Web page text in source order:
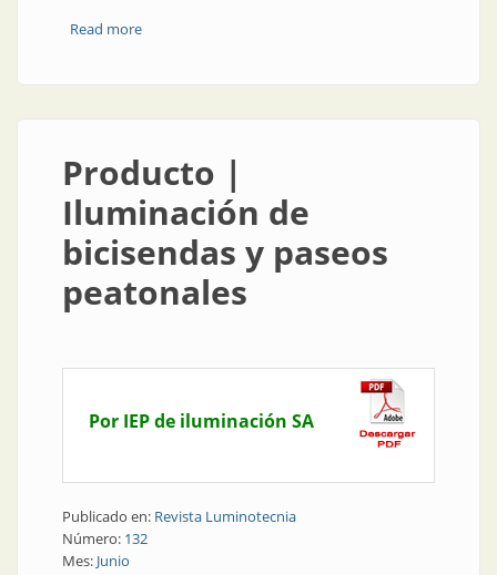
Read moreabout Obra | Ambientes de doble altura: ideas
Producto |
Iluminación de
bicisendas y paseos
peatonales
Por IEP de iluminación SA
Publicado en: Revista Luminotecnia
Número: 132
Mes: Junio